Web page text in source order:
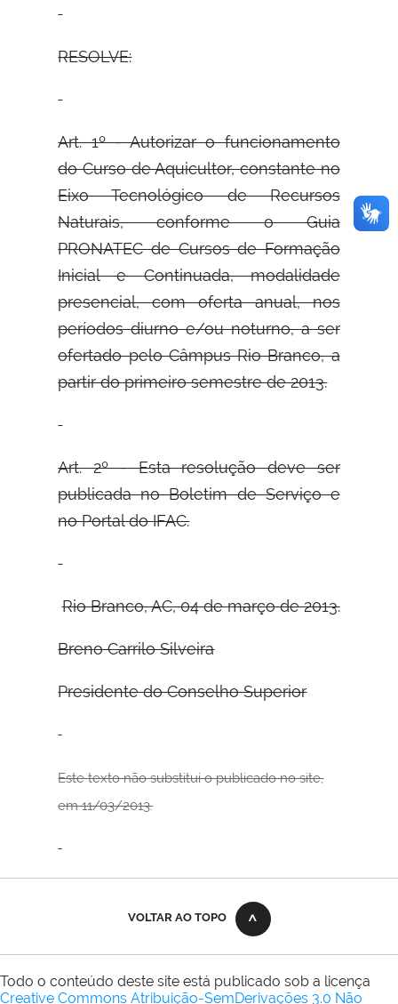
RESOLVE:
Art. 1º - Autorizar o funcionamento
do Curso de Aquicultor, constante no
Eixo Tecnológico de Recursos
Naturais, conforme o Guia
PRONATEC de Cursos de Formação
Inicial e Continuada, modalidade
presencial, com oferta anual, nos
períodos diurno e/ou noturno, a ser
ofertado pelo Câmpus Rio Branco, a
partir do primeiro semestre de 2013.
Art. 2º - Esta resolução deve ser
publicada no Boletim de Serviço e
no Portal doIFAC.
Rio Branco, AC, 04 de março de 2013.
Breno Carrilo Silveira
Presidente do Conselho Superior
Este texto não substitui o publicado no site,
em 11/03/2013.
VOLTAR AO TOPO
Todo o conteúdo deste site está publicado sob a licença
Creative Commons Atribuição-SemDerivações 3.0 Não